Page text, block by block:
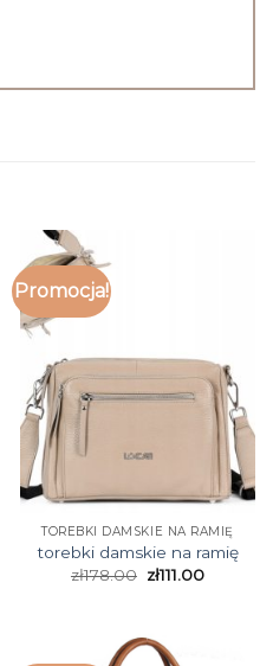
Promocja!
TOREBKI DAMSKIE NA RAMIĘ
torebki damskie na ramię
zł178.00 zł111.00